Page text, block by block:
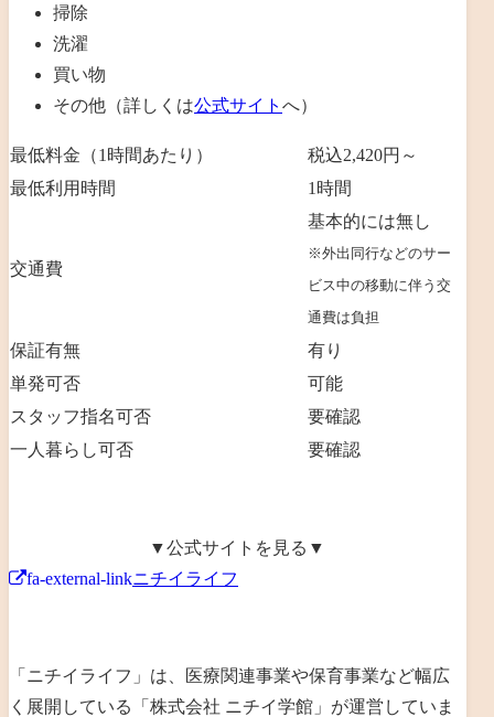
掃除
洗濯
買い物
その他（詳しくは公式サイト へ）
最低料金（1時間あたり）
税込2,420円～
最低利用時間
1時間
交通費
基本的には無し
※外出同行などのサー
ビス中の移動に伴う交
通費は負担
保証有無
有り
単発可否
可能
スタッフ指名可否
要確認
一人暮らし可否
要確認
▼公式サイトを見る▼
fa-external-linkニチイライフ
「ニチイライフ」は、
医療関連事業や保育事業など幅広
く展開 している「 株式会社 ニチイ学館 」が運営していま